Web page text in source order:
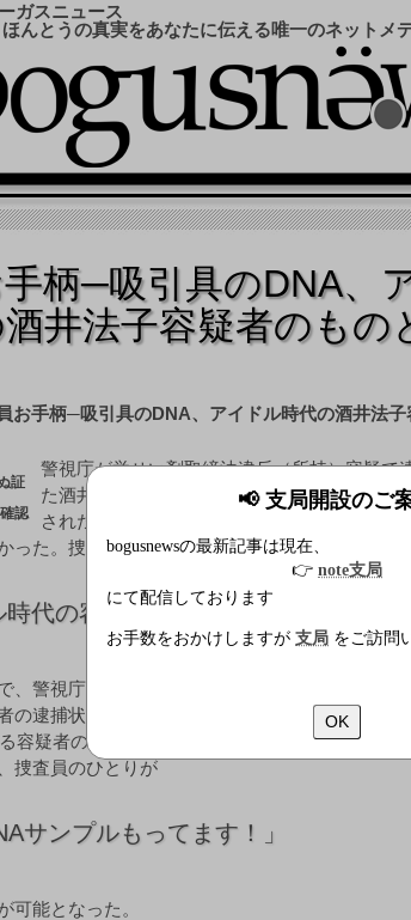
📢 支局開設のご
bogusnewsの最新記事は現在、
👉 note支局
にて配信しております
お手数をおかけしますが 支局 をご訪問
OK
ガスニュース
ほんとうの真実をあなたに伝える唯一のネットメ
柄─吸引具のDNA、
井法子容疑者のもの
証
認
警視庁が覚せい剤取締法違反（所持）容疑で
た酒井法子容疑者（38）について、自宅マン
された覚せい剤の吸引器具から検出された
った。捜査員のひとりが
代の容疑者のDNAサンプルをもって
、警視庁では「お手柄だ」と自画自賛している。
の逮捕状が出た直後の早い段階から見つかってい
容疑者のサンプルがなく、覚せい剤使用の証拠と
捜査員のひとりが
サンプルもってます！」
可能となった。